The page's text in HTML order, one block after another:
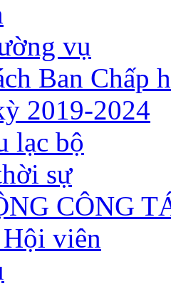
vụ
Ban Chấp
2019-2024
lạc bộ
sự
CÔNG
viên